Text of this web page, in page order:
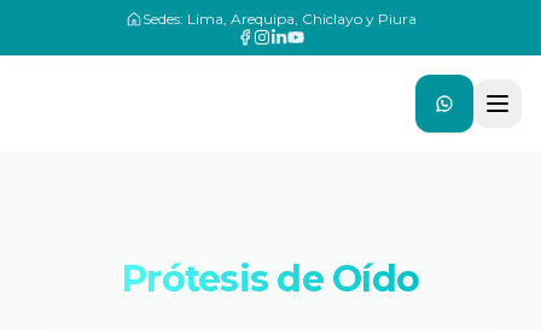
Sedes: Lima, Arequipa, Chiclayo y Piura
Prótesis de Oído